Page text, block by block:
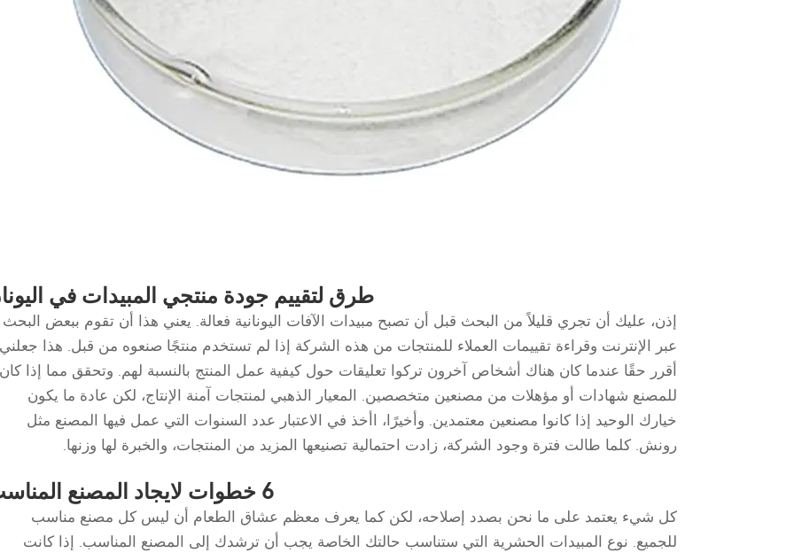
طرق لتقييم جودة منتجي المبيدات في
إذن، عليك أن تجري قليلاً من البحث قبل أن تصبح مبيدات الآفات اليونانية فعالة. يعني هذا أن تقوم ببعض البحث
عبر الإنترنت وقراءة تقييمات العملاء للمنتجات من هذه الشركة إذا لم تستخدم منتجًا صنعوه من قبل. هذا جعلني
أقرر حقًا عندما كان هناك أشخاص آخرون تركوا تعليقات حول كيفية عمل المنتج بالنسبة لهم. وتحقق مما إذا كان
للمصنع شهادات أو مؤهلات من مصنعين متخصصين. المعيار الذهبي لمنتجات آمنة الإنتاج، لكن عادة ما يكون
خيارك الوحيد إذا كانوا مصنعين معتمدين. وأخيرًا، اأخذ في الاعتبار عدد السنوات التي عمل فيها المصنع مثل
رونش. كلما طالت فترة وجود الشركة، زادت احتمالية تصنيعها المزيد من المنتجات، والخبرة لها وزنها.
6 خطوات لايجاد المصنع المناسب
كل شيء يعتمد على ما نحن بصدد إصلاحه، لكن كما يعرف معظم عشاق الطعام أن ليس كل مصنع مناسب
للجميع. نوع المبيدات الحشرية التي ستناسب حالتك الخاصة يجب أن ترشدك إلى المصنع المناسب. إذا كانت